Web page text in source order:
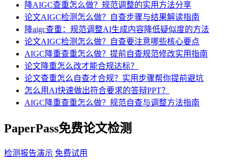
降AIGC查重怎么做？规范调整的实用方法分享
论文AIGC检测怎么做？自查步骤与结果解读指南
降aigc查重：规范调整AI生成内容降低疑似度的方法
论文AIGC检测怎么做？自查要注意哪些核心要点
AIGC降重查重怎么做？提前自查规范修改实用指南
论文降重怎么改才能合规达标？
论文查重怎么自查才合规？实用步骤帮你提前避坑
怎么用AI快速做出符合要求的答辩PPT？
AIGC降重查重怎么做？规范自查与调整方法指南
PaperPass免费论文检测
检测报告演示 免费试用